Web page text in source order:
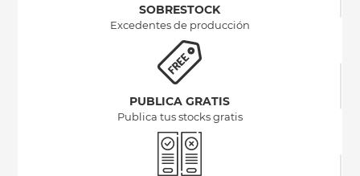
SOBRESTOCK
Excedentes de producción
PUBLICA GRATIS
Publica tus stocks gratis